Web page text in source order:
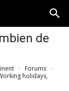
de
› Forums ›
holidays,